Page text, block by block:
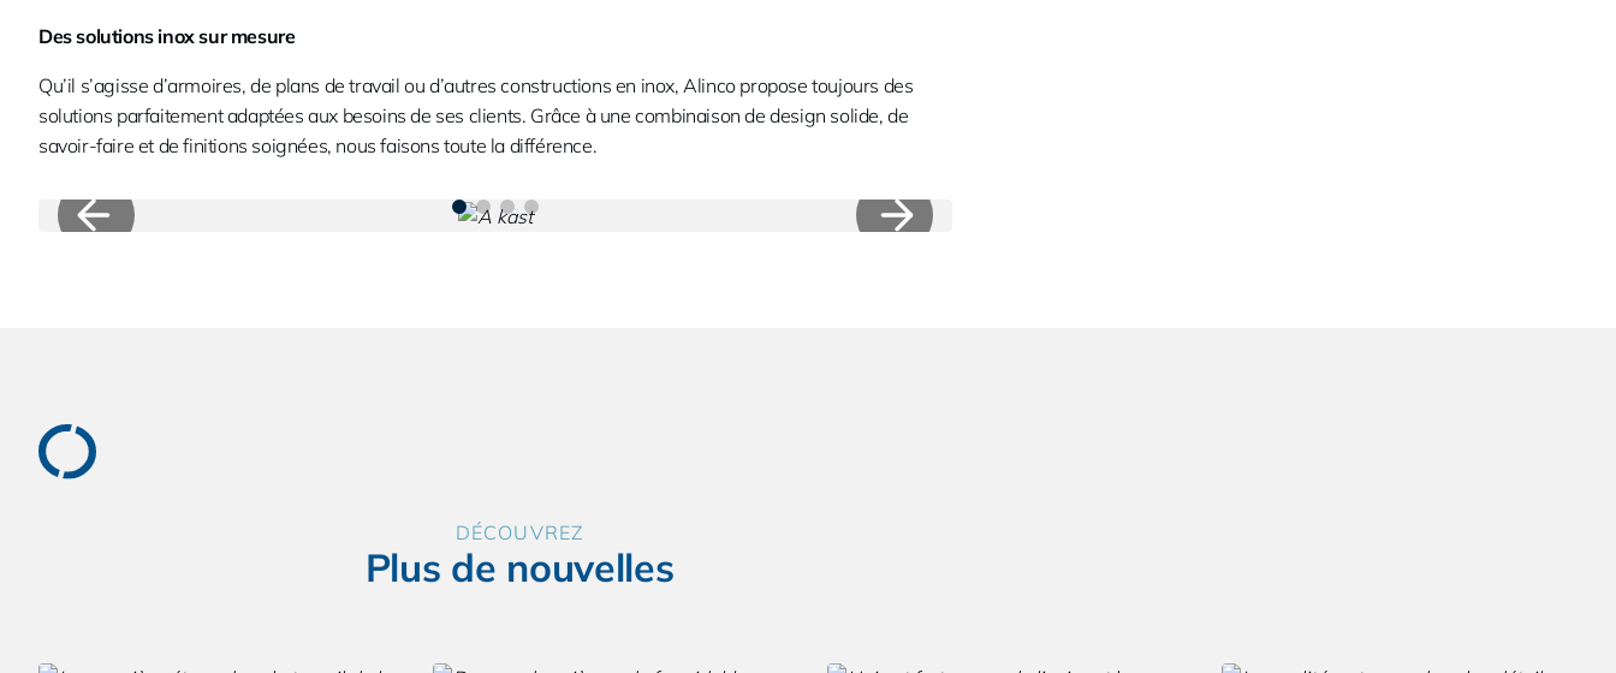
Des solutions inox sur mesure
Qu’il s’agisse d’armoires, de plans de travail ou d’autres constructions en inox, Alinco propose toujours des
solutions parfaitement adaptées aux besoins de ses clients. Grâce à une combinaison de design solide, de
savoir-faire et de finitions soignées, nous faisons toute la différence.
DÉCOUVREZ
Plus de nouvelles